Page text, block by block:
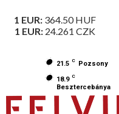
1 EUR: 364.50HUF
1 EUR: 24.261 CZK
21.5 C Pozsony
18.9 C
Besztercebánya